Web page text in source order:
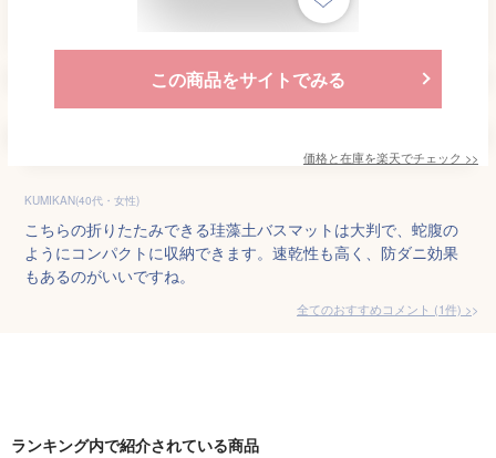
この商品をサイトでみる
価格と在庫を楽天でチェック >>
KUMIKAN(40代・女性)
こちらの折りたたみできる珪藻土バスマットは大判で、蛇腹の
ようにコンパクトに収納できます。速乾性も高く、防ダニ効果
もあるのがいいですね。
全てのおすすめコメント (1件) >
ランキング内で紹介されている商品